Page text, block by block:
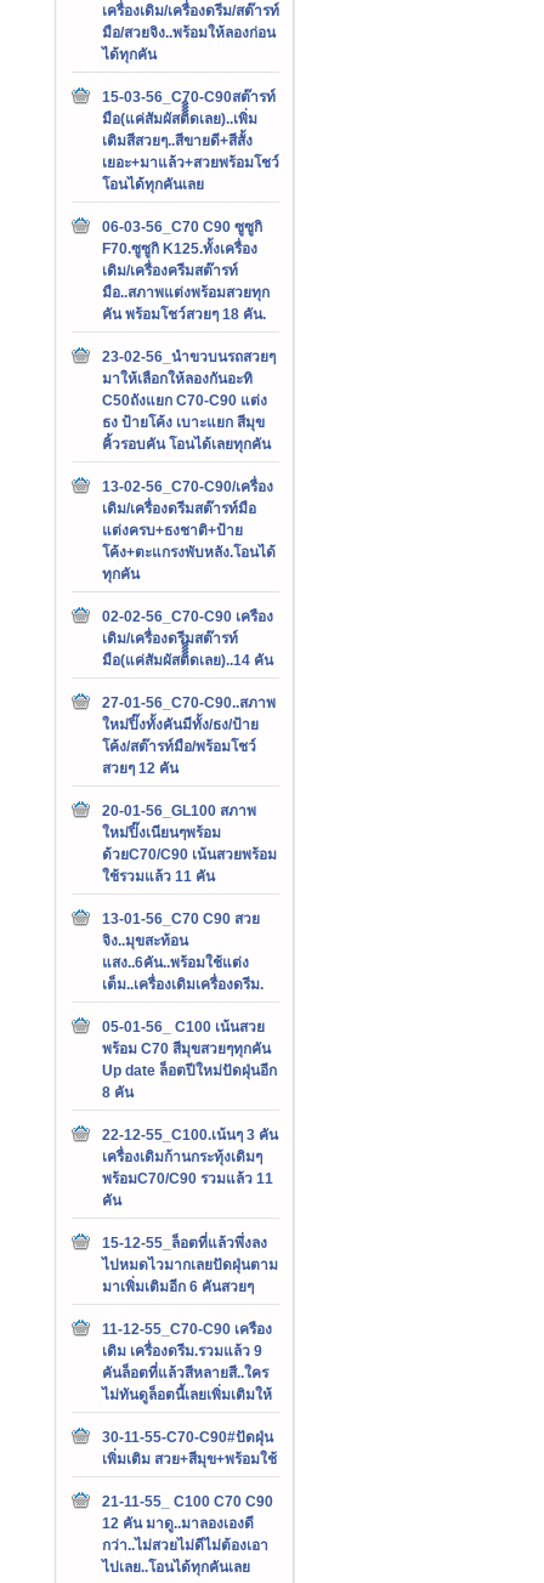
เครื่องเดิม/เครื่องดรีม/สต๊ารท์
มือ/สวยจิง..พร้อมให้ลองก่อน
ได้ทุกคัน
15-03-56_C70-C90สต๊ารท์
มือ(แค่สัมผัสติิิิดเลย)..เพิ่ม
เติมสีสวยๆ..สีขายดี+สีสั้ง
เยอะ+มาแล้ว+สวยพร้อมโชว์
โอนได้ทุกคันเลย
06-03-56_C70 C90 ซูซูกิ
F70.ซูซูกิ K125.ทั้งเครื่อง
เดิม/เครื่องครีมสต๊ารท์
มือ..สภาพแต่งพร้อมสวยทุก
คัน พร้อมโชว์สวยๆ 18 คัน.
23-02-56_นำขวบนรถสวยๆ
มาให้เลือกให้ลองกันอะทิ
C50ถังแยก C70-C90 แต่ง
ธง ป้ายโค้ง เบาะแยก สีมุข
คิ้วรอบคัน โอนได้เลยทุกคัน
13-02-56_C70-C90/เครื่อง
เดิม/เครื่องดรีมสต๊ารท์มือ
แต่งครบ+ธงชาติ+ป้าย
โค้ง+ตะแกรงพับหลัง.โอนได้
ทุกคัน
02-02-56_C70-C90 เครือง
เดิม/เครื่องดรีมสต๊ารท์
มือ(แค่สัมผัสติิิิดเลย)..14 คัน
27-01-56_C70-C90..สภาพ
ใหม่ปิ๊งทั้งคันมีทั้ง/ธง/ป้าย
โค้ง/สต๊ารท์มือ/พร้อมโชว์
สวยๆ 12 คัน
20-01-56_GL100 สภาพ
ใหม่ปิ๊งเนียนๆพร้อม
ด้วยC70/C90 เน้นสวยพร้อม
ใช้รวมแล้ว 11 คัน
13-01-56_C70 C90 สวย
จิง..มุขสะท้อน
แสง..6คัน..พร้อมใช้แต่ง
เต็ม..เครื่องเดิมเครื่องดรีม.
05-01-56_ C100 เน้นสวย
พร้อม C70 สีมุขสวยๆทุกคัน
Up date ล็อตปีใหม่ปัดฝุ่นอีก
8 คัน
22-12-55_C100.เน้นๆ 3 คัน
เครื่องเดิมก้านกระทุ้งเดิมๆ
พร้อมC70/C90 รวมแล้ว 11
คัน
15-12-55_ล็อตที่แล้วพึ่งลง
ไปหมดไวมากเลยปัดฝุ่นตาม
มาเพิ่มเติมอีก 6 คันสวยๆ
11-12-55_C70-C90 เครือง
เดิม เครื่องดรีม.รวมแล้ว 9
คันล็อตที่แล้วสีหลายสี..ใคร
ไม่ทันดูล็อตนี้เลยเพิ่มเติมให้
30-11-55-C70-C90#ปัดฝุ่น
เพิ่มเติม สวย+สีมุข+พร้อมใช้
21-11-55_ C100 C70 C90
12 คัน มาดู..มาลองเองดี
กว่า..ไม่สวยไม่ดีไม่ต้องเอา
ไปเลย..โอนได้ทุกคันเลย